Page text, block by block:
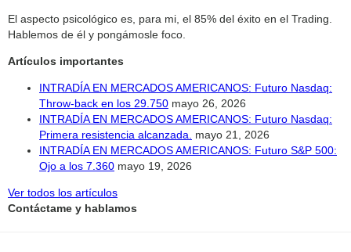
El aspecto psicológico es, para mi, el 85% del éxito en el Trading.
Hablemos de él y pongámosle foco.
Artículos importantes
INTRADÍA EN MERCADOS AMERICANOS: Futuro Nasdaq:
Throw-back en los 29.750 mayo 26, 2026
INTRADÍA EN MERCADOS AMERICANOS: Futuro Nasdaq:
Primera resistencia alcanzada.
mayo 21, 2026
INTRADÍA EN MERCADOS AMERICANOS: Futuro S&P 500:
Ojo a los 7.360 mayo 19, 2026
Ver todos los artículos
Contáctame y hablamos